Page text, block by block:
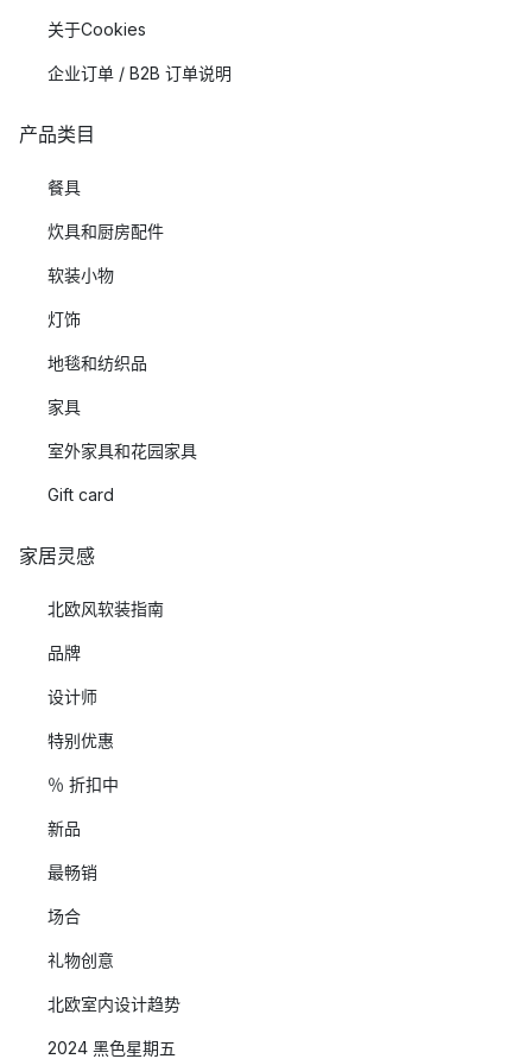
关于Cookies
企业订单 / B2B 订单说明
产品类目
餐具
炊具和厨房配件
软装小物
灯饰
地毯和纺织品
家具
室外家具和花园家具
Gift card
家居灵感
北欧风软装指南
品牌
设计师
特别优惠
％ 折扣中
新品
最畅销
场合
礼物创意
北欧室内设计趋势
2024 黑色星期五